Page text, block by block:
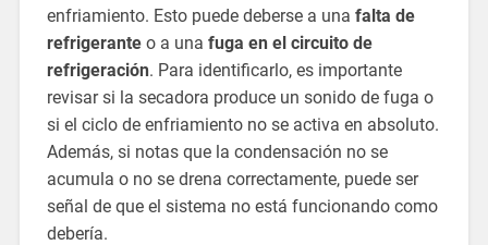
enfriamiento. Esto puede deberse a una falta de
refrigeranteo a una fuga en el circuito de
refrigeración. Para identificarlo, es importante
revisar si la secadora produce un sonido de fuga o
si el ciclo de enfriamiento no se activa en absoluto.
Además, si notas que la condensación no se
acumula o no se drena correctamente, puede ser
señal de que el sistema no está funcionando como
debería.